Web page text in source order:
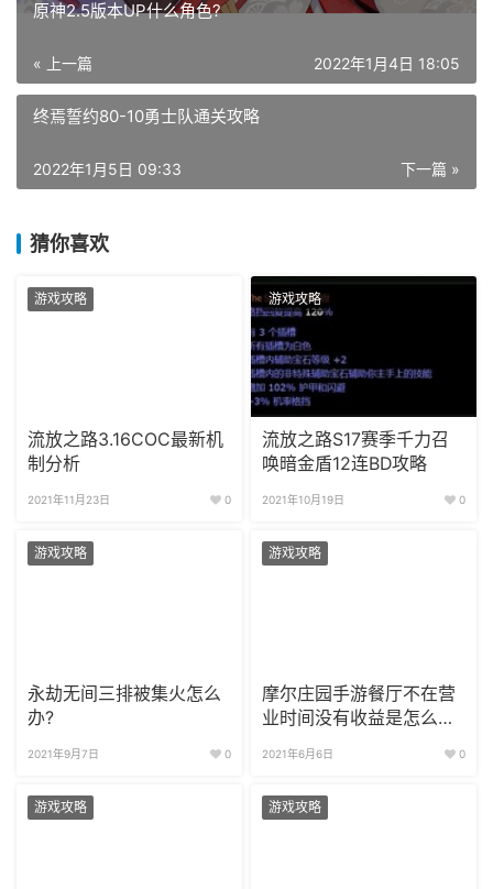
原神2.5版本UP什么角色?
« 上一篇 2022年1月4日 18:05
终焉誓约80-10勇士队通关攻略
下一篇 »
2022年1月5日 09:33
猜你喜欢
游戏攻略
流放之路3.16COC最新机
制分析
2021年11月23日 0
游戏攻略
流放之路S17赛季千力召
唤暗金盾12连BD攻略
2021年10月19日 0
游戏攻略
永劫无间三排被集火怎么
办?
2021年9月7日 0
游戏攻略
摩尔庄园手游餐厅不在营
业时间没有收益是怎么回
2021年6月6日 0
游戏攻略 游戏攻略